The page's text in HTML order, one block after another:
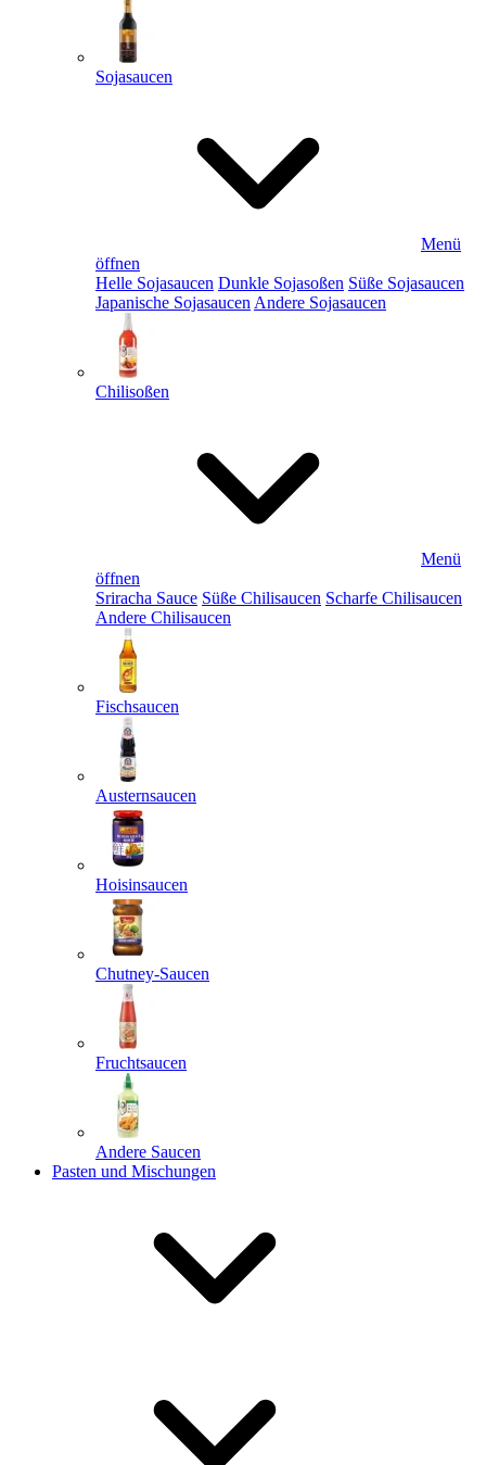
Sojasaucen
Menü
öffnen
Helle Sojasaucen Dunkle Sojasoßen Süße Sojasaucen
Japanische Sojasaucen Andere Sojasaucen
Chilisoßen
Menü
öffnen
Sriracha Sauce Süße Chilisaucen Scharfe Chilisaucen
Andere Chilisaucen
Fischsaucen
Austernsaucen
Hoisinsaucen
Chutney-Saucen
Fruchtsaucen
Andere Saucen
Pasten und Mischungen